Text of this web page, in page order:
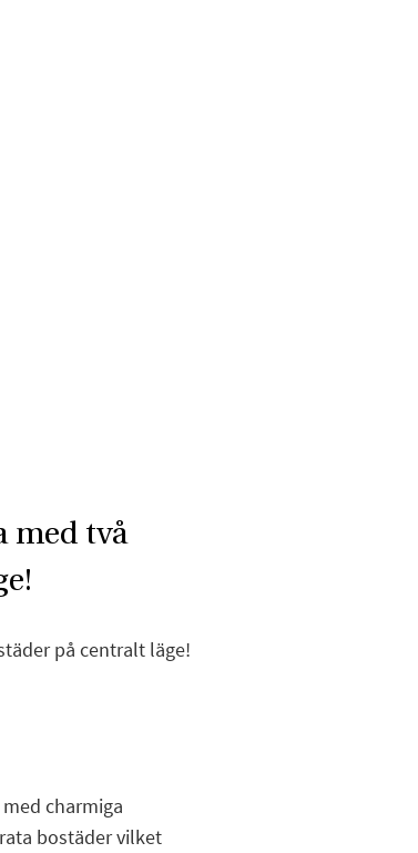
med två
på centralt läge!
charmiga
bostäder vilket